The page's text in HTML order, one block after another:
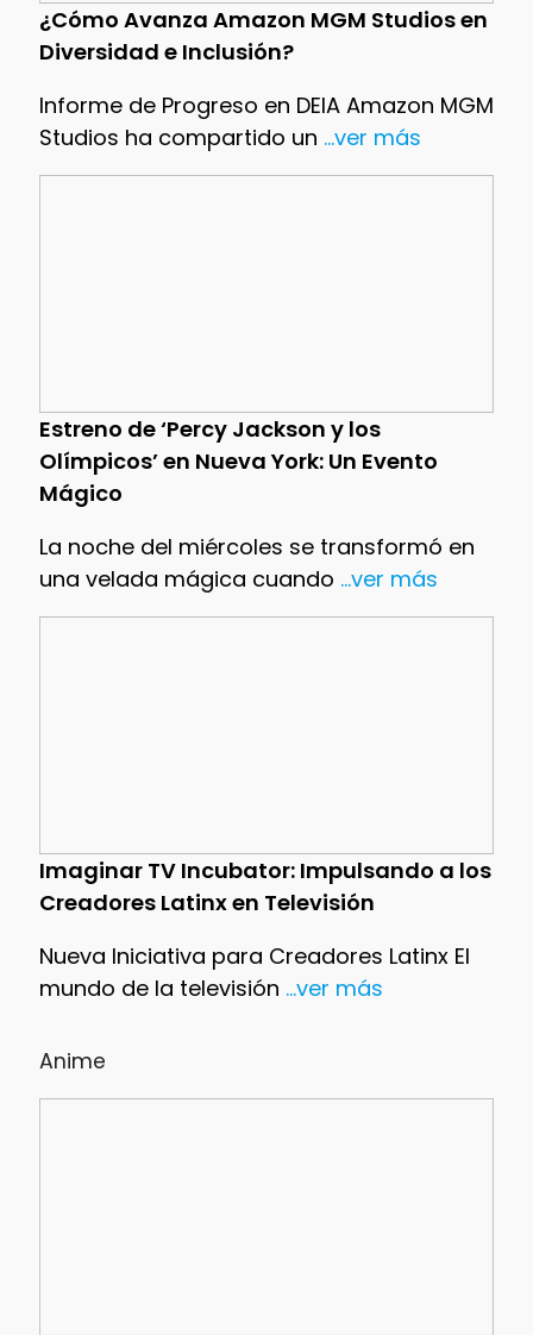
¿Cómo Avanza Amazon MGM Studios en
Diversidad e Inclusión?
Informe de Progreso en DEIA Amazon MGM
Studios ha compartido un ...ver más
Estreno de ‘Percy Jackson y los
Olímpicos’ en Nueva York: Un Evento
Mágico
La noche del miércoles se transformó en
una velada mágica cuando ...ver más
Imaginar TV Incubator: Impulsando a los
Creadores Latinx en Televisión
Nueva Iniciativa para Creadores Latinx El
mundo de la televisión ...ver más
Anime